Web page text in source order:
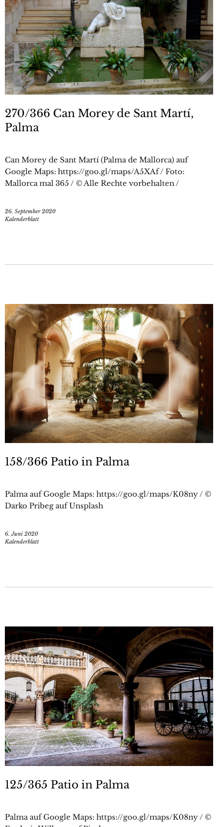
270/366 Can Morey de Sant Martí,
Palma
Can Morey de Sant Martí (Palma de Mallorca) auf
Google Maps: https://goo.gl/maps/A5XAf / Foto:
Mallorca mal 365 / © Alle Rechte vorbehalten /
26. September 2020
Kalenderblatt
158/366 Patio in Palma
Palma auf Google Maps: https://goo.gl/maps/K08ny / ©
Darko Pribeg auf Unsplash
6. Juni 2020
Kalenderblatt
125/365 Patio in Palma
Palma auf Google Maps: https://goo.gl/maps/K08ny / ©